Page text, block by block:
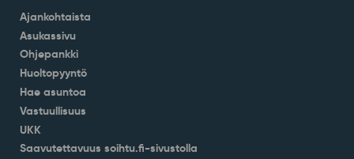
Ajankohtaista
Asukassivu
Ohjepankki
Huoltopyyntö
Hae asuntoa
Vastuullisuus
UKK
Saavutettavuus soihtu.fi-sivustolla